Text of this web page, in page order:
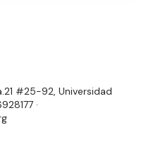
#25-92, Universidad
·